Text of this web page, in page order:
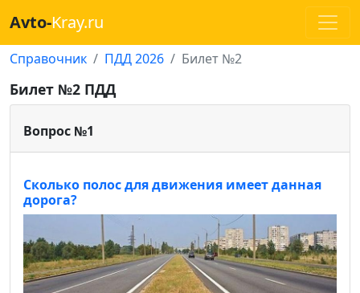
Avto-Kray.ru
Справочник ПДД 2026 Билет №2
Билет №2 ПДД
Вопрос №1
Сколько полос для движения имеет данная
дорога?